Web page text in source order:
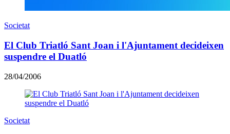
Societat
El Club Triatló Sant Joan i l'Ajuntament decideixen
suspendre el Duatló
28/04/2006
Societat